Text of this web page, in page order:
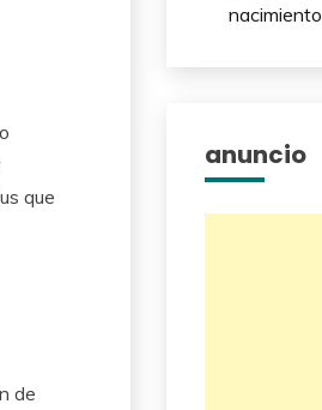
que
de
nacimiento
anuncio